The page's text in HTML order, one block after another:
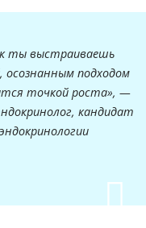
ты выстраиваешь
осознанным подходом
точкой роста», —
кандидат